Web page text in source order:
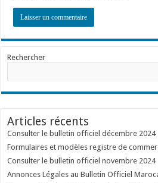
Rechercher
Articles récents
Consulter le bulletin officiel décembre 2024
Formulaires et modèles registre de
Consulter le bulletin officiel novembre 2024
Annonces Légales au Bulletin Officiel